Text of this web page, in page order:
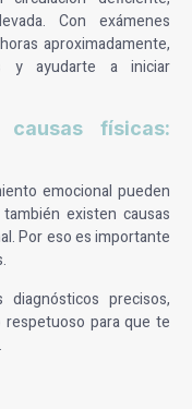
Con exámenes
aproximadamente,
y ayudarte a iniciar
causas físicas:
emocional pueden
existen causas
Por eso es importante
precisos,
para que te